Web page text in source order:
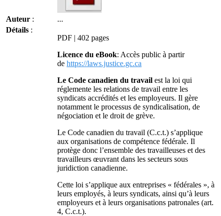
Auteur :
...
Détails :
PDF | 402 pages
Licence du eBook: Accès public à partir
de https://laws.justice.gc.ca
Le Code canadien du travail est la loi qui
réglemente les relations de travail entre les
syndicats accrédités et les employeurs. Il gère
notamment le processus de syndicalisation, de
négociation et le droit de grève.
Le Code canadien du travail (C.c.t.) s’applique
aux organisations de compétence fédérale. Il
protège donc l’ensemble des travailleuses et des
travailleurs œuvrant dans les secteurs sous
juridiction canadienne.
Cette loi s’applique aux entreprises « fédérales », à
leurs employés, à leurs syndicats, ainsi qu’à leurs
employeurs et à leurs organisations patronales (art.
4, C.c.t.).